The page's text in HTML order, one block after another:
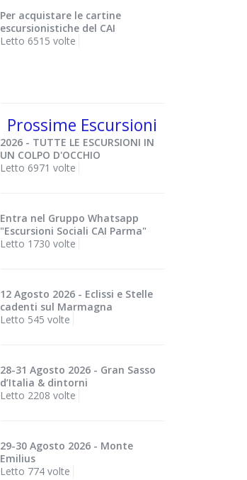
Per acquistare le cartine
escursionistiche del CAI
Letto 6515 volte
Prossime Escursioni
2026 - TUTTE LE ESCURSIONI IN
UN COLPO D'OCCHIO
Letto 6971 volte
Entra nel Gruppo Whatsapp
"Escursioni Sociali CAI Parma"
Letto 1730 volte
12 Agosto 2026 - Eclissi e Stelle
cadenti sul Marmagna
Letto 545 volte
28-31 Agosto 2026 - Gran Sasso
d’Italia & dintorni
Letto 2208 volte
29-30 Agosto 2026 - Monte
Emilius
Letto 774 volte